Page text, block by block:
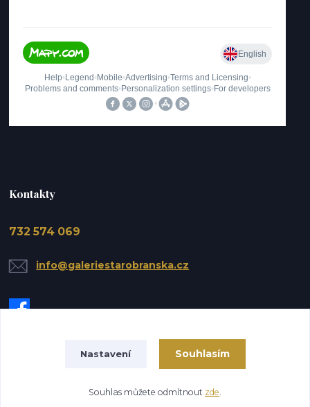
Kontakty
732 574 069
info@galeriestarobranska.cz
Upravit sběr cookies.
Nastavení Souhlasím
Souhlas můžete odmítnout zde